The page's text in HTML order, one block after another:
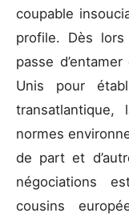
coupable
profile. Dès lors
passe
Unis pour
transatlantique,
normes
de part et
négociations
cousins